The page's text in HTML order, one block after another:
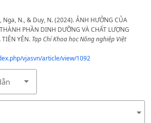
Nga, N., & Duy, N. (2024). ẢNH HƯỞNG CỦA
PHẦN DINH DƯỠNG VÀ CHẤT LƯỢNG
YÊN. Tạp Chí Khoa học Nông nghiệp Việt
vjasvn/article/view/1092